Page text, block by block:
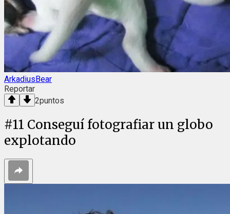
ArkadiusBear
Reportar
2puntos
#11 Conseguí fotografiar un globo
explotando